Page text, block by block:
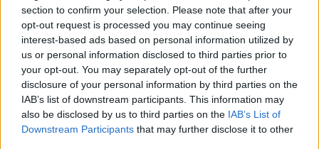
section to confirm your selection. Please note that after your
opt-out request is processed you may continue seeing
interest-based ads based on personal information utilized by
us or personal information disclosed to third parties prior to
your opt-out. You may separately opt-out of the further
disclosure of your personal information by third parties on the
IAB’s list of downstream participants. This information may
also be disclosed by us to third parties on the IAB’s List of
Downstream Participants that may further disclose it to other
παιδιατρικού, ακτινολογικού και
μικροβιολογικού), συνεπώς να απαιτήσουμε την
άμεση προκήρυξη θέσεων μόνιμου και
επικουρικού προσωπικού , ε) πλήρη στελέχωση
του νοσοκομείου με νοσηλευτικό προσωπικό.
Τέλος, επειδή όπως τόνισα το νοσοκομείο
Κυπαρισσίας δεν είναι το δεύτερο νοσοκομείο